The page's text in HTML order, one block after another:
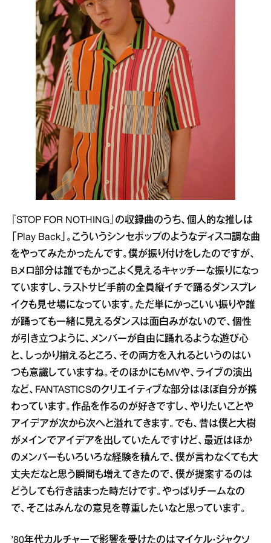
『STOP FOR NOTHING』の収録曲のうち、個人的な推しは
「Play Back」。こういうシンセポップのようなディスコ調な曲
をやってみたかったんです。僕が振り付けをしたのですが、
Bメロ部分は誰でもかっこよく見えるキャッチーな振りになっ
ていますし、ラストサビ手前の全員縦イチで踊るダンスブレ
イクも見せ場になっています。ただ単にかっこいい振りや誰
が踊っても一緒に見えるダンスは面白みがないので、個性
が引き立つように、メンバーが自由に踊れるような遊び心
と、しっかり揃えるところ、その両方を入れるというのはい
つも意識していますね。そのほかにもMVや、ライブの演出
など、FANTASTICSのクリエイティブな部分はほぼ自分が携
わっています。作品を作るのが好きですし、やりたいことや
アイデアが次から次へと溢れてきます。でも、昔は僕と大樹
がメインでアイデアを出していたんですけど、最近はほか
のメンバーもいろいろな経験を積んで、僕が言わなくても大
丈夫だなと思う瞬間も増えてきたので、僕が提案するのは
どうしても行き詰まった時だけです。やっぱりチームなの
で、そこはみんなの意見を尊重したいなと思っています。
’80年代カルチャーで影響を受けたのはマイケル・ジャクソ